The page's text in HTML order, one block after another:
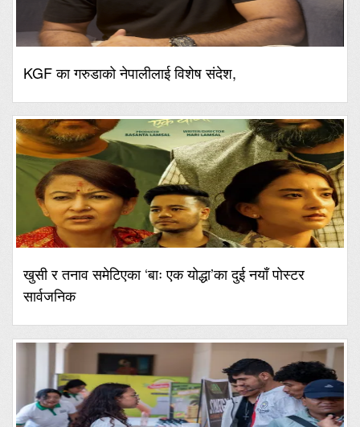
KGF का गरुडाको नेपालीलाई विशेष संदेश,
खुसी र तनाव समेटिएका ‘बाः एक योद्धा’का दुई नयाँ पोस्टर
सार्वजनिक